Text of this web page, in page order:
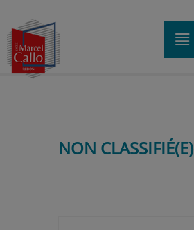
o
NON CLASSIFIÉ(E)